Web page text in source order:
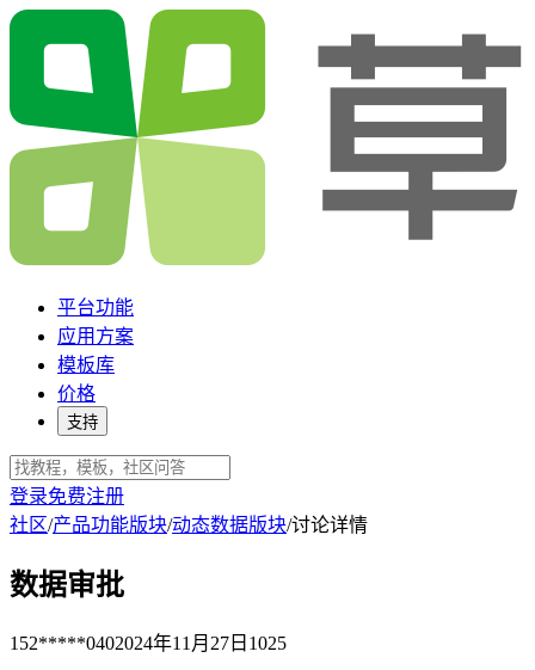
平台功能
应用方案
模板库
价格
支持
登录免费注册
社区/产品功能版块/动态数据版块/讨论详情
数据审批
152*****0402024年11月27日 1025